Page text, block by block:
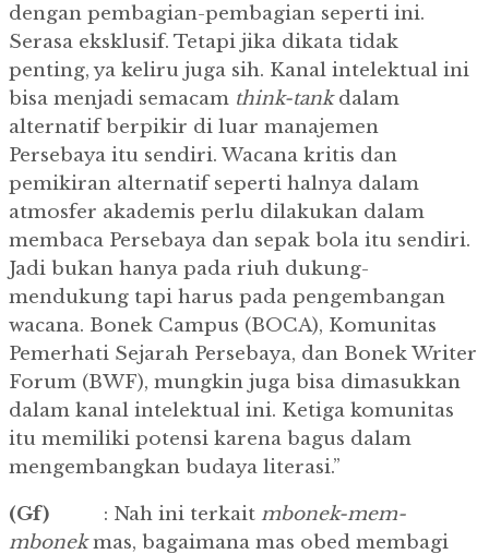
dengan pembagian-pembagian seperti ini.
Serasa eksklusif. Tetapi jika dikata tidak
penting, ya keliru juga sih. Kanal intelektual ini
bisa menjadi semacam think-tankdalam
alternatif berpikir di luar manajemen
Persebaya itu sendiri. Wacana kritis dan
pemikiran alternatif seperti halnya dalam
atmosfer akademis perlu dilakukan dalam
membaca Persebaya dan sepak bola itu sendiri.
Jadi bukan hanya pada riuh dukung-
mendukung tapi harus pada pengembangan
wacana. Bonek Campus (BOCA), Komunitas
Pemerhati Sejarah Persebaya, dan Bonek Writer
Forum (BWF), mungkin juga bisa dimasukkan
dalam kanal intelektual ini. Ketiga komunitas
itu memiliki potensi karena bagus dalam
mengembangkan budaya literasi.”
(Gf) : Nah ini terkait mbonek-mem-
mbonekmas, bagaimana mas obed membagi